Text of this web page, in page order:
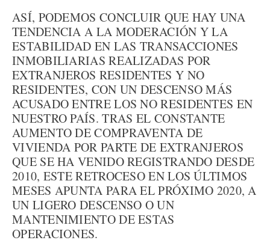
ASÍ, PODEMOS CONCLUIR QUE HAY UNA
TENDENCIA A LA MODERACIÓN Y LA
ESTABILIDAD EN LAS TRANSACCIONES
INMOBILIARIAS REALIZADAS POR
EXTRANJEROS RESIDENTES Y NO
RESIDENTES, CON UN DESCENSO MÁS
ACUSADO ENTRE LOS NO RESIDENTES EN
NUESTRO PAÍS. TRAS EL CONSTANTE
AUMENTO DE COMPRAVENTA DE
VIVIENDA POR PARTE DE EXTRANJEROS
QUE SE HA VENIDO REGISTRANDO DESDE
2010, ESTE RETROCESO EN LOS ÚLTIMOS
MESES APUNTA PARA EL PRÓXIMO 2020, A
UN LIGERO DESCENSO O UN
MANTENIMIENTO DE ESTAS
OPERACIONES.